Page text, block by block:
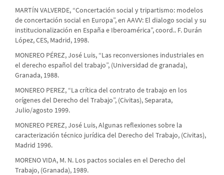
MARTÍN VALVERDE, “Concertación social y tripartismo: modelos
de concertación social en Europa”, en AAVV: El dialogo social y su
institucionalización en España e Iberoamérica”, coord.. F. Durán
López, CES, Madrid, 1998.
MONEREO PÉREZ, José Luis, “Las reconversiones industriales en
el derecho español del trabajo”, (Universidad de granada),
Granada, 1988.
MONEREO PEREZ, “La crítica del contrato de trabajo en los
orígenes del Derecho del Trabajo”, (Civitas), Separata,
Julio/agosto 1999.
MONEREO PEREZ, José Luis, Algunas reflexiones sobre la
caracterización técnico jurídica del Derecho del Trabajo, (Civitas),
Madrid 1996.
MORENO VIDA, M. N. Los pactos sociales en el Derecho del
Trabajo, (Granada), 1989.